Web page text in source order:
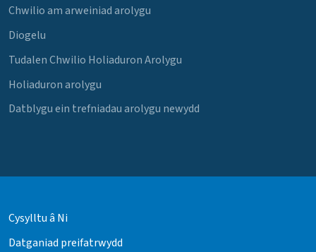
Chwilio am arweiniad arolygu
Diogelu
Tudalen Chwilio Holiaduron Arolygu
Holiaduron arolygu
Datblygu ein trefniadau arolygu newydd
Cysylltu â Ni
Datganiad preifatrwydd